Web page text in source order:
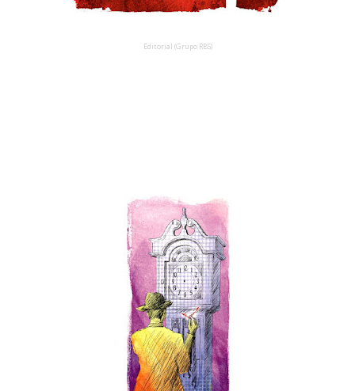
Editorial (Grupo RBS)